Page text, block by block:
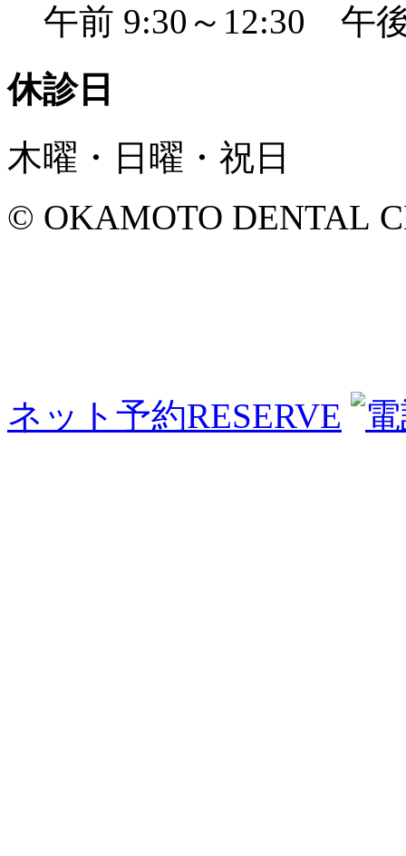
午前 9:30～12:30 午
休診日
木曜・日曜・祝日
© OKAMOTO DENTAL
ネット予約RESERVE